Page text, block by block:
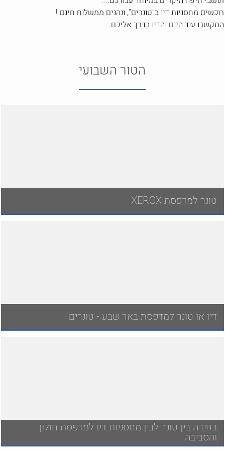
רוכשים מחסניות דיו ב"טונרים", ונהנים ממשלוח חינם !
התקשרו עוד היום והדיו בדרך אליכם...
הטור השבועי
טונר למדפסת XEROX
דיו או טונר למדפסת באר שבע - טונרים
בחירה בין טונר לבין מחסניות דיו למדפסת חולון
והסביבה